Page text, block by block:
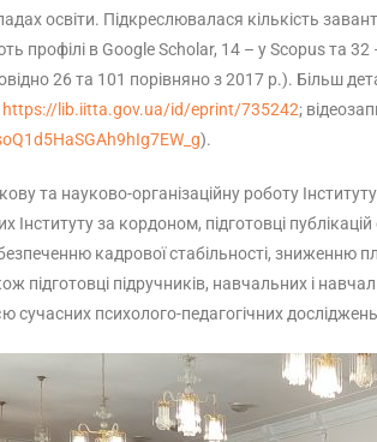
освіти. Підкреслювалася кількість
профілі в Google Scholar, 14 – у Scopus та
26 та 101 порівняно з 2017 р.). Більш
https://lib.iitta.gov.ua/id/eprint/735242;
).
та науково-організаційну роботу
Інституту за кордоном, підготовці
кадрової стабільності, зниженню
підготовці підручників, навчальних і
сучасних психолого-педагогічних